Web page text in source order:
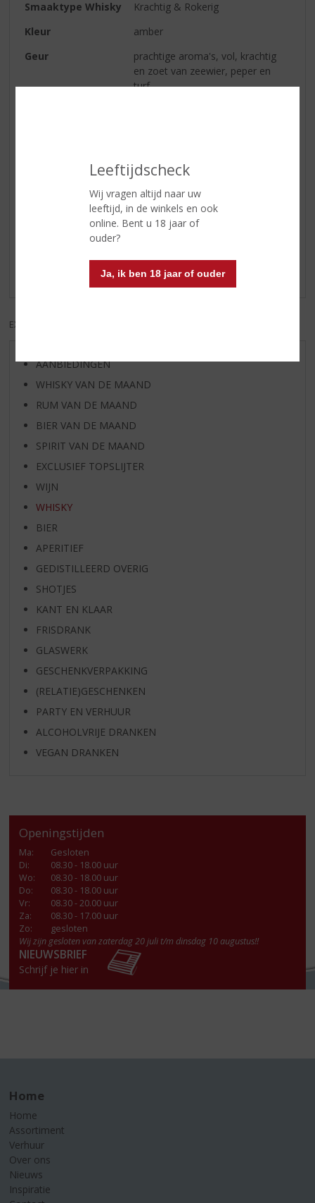
Leeftijdscheck
Wij vragen altijd naar uw
leeftijd, in de winkels en ook
online. Bent u 18 jaar of
ouder?
Ja, ik ben 18 jaar of ouder
Smaaktype Whisky
Krachtig & Rokerig
Kleur
amber
Geur
prachtige aroma's, vol, krachtig
en zoet van zeewier, peper en
turf.
afdronk met fruit en turf
Reviews
Er zijn nog geen reviews geplaatst voor dit product
EXCL. BTW
AANBIEDINGEN
WHISKY VAN DE MAAND
RUM VAN DE MAAND
BIER VAN DE MAAND
SPIRIT VAN DE MAAND
EXCLUSIEF TOPSLIJTER
WIJN
WHISKY
BIER
APERITIEF
GEDISTILLEERD OVERIG
SHOTJES
KANT EN KLAAR
FRISDRANK
GLASWERK
GESCHENKVERPAKKING
(RELATIE)GESCHENKEN
PARTY EN VERHUUR
ALCOHOLVRIJE DRANKEN
VEGAN DRANKEN
Openingstijden
Ma:
Gesloten
Di:
08.30 - 18.00 uur
Wo:
08.30 - 18.00 uur
Do:
08.30 - 18.00 uur
Vr:
08.30 - 20.00 uur
Za:
08.30 - 17.00 uur
Zo:
gesloten
Wij zijn gesloten van zaterdag 20 juli t/m dinsdag 10 augustus!!
NIEUWSBRIEF
Schrijf je hier in
Home
Home
Assortiment
Verhuur
Over ons
Nieuws
Inspiratie